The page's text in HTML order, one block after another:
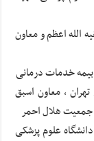
الله اعظم و معاون
خدمات درمانی
، معاون اسبق
هلال احمر
علوم پزشکی